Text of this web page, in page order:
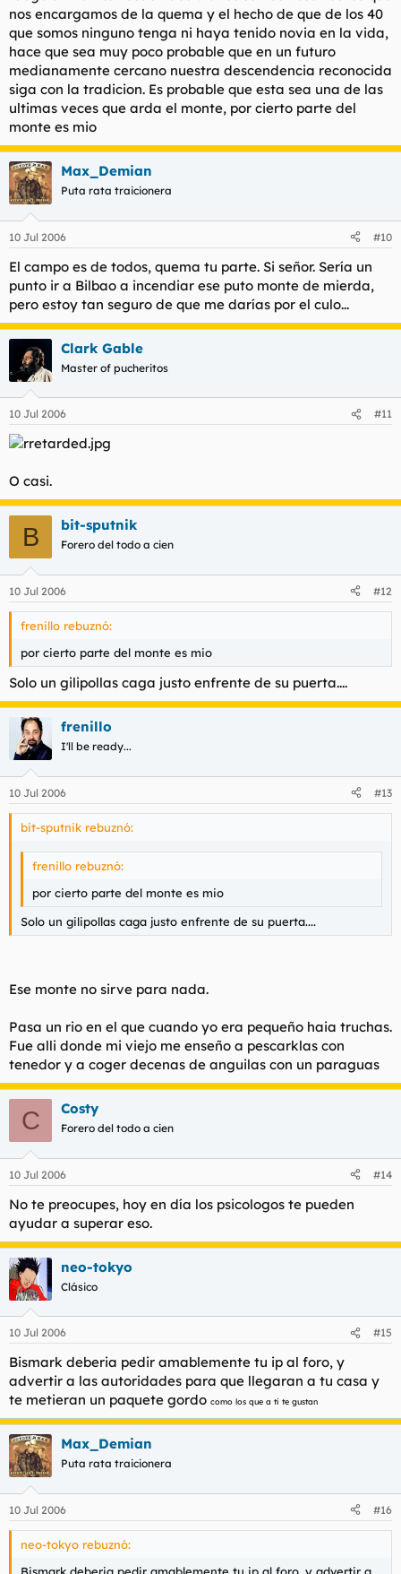
nos encargamos de la quema y el hecho de que de los 40
que somos ninguno tenga ni haya tenido novia en la vida,
hace que sea muy poco probable que en un futuro
medianamente cercano nuestra descendencia reconocida
siga con la tradicion. Es probable que esta sea una de las
ultimas veces que arda el monte, por cierto parte del
monte es mio
Max_Demian
Puta rata traicionera
10 Jul 2006 #10
El campo es de todos, quema tu parte. Si señor. Sería un
punto ir a Bilbao a incendiar ese puto monte de mierda,
pero estoy tan seguro de que me darías por el culo...
Clark Gable
Master of pucheritos
10 Jul 2006 #11
O casi.
B bit-sputnik
Forero del todo a cien
10 Jul 2006 #12
frenillo rebuznó:
por cierto parte del monte es mio
Solo un gilipollas caga justo enfrente de su puerta....
frenillo
I'll be ready...
10 Jul 2006 #13
bit-sputnik rebuznó:
frenillo rebuznó:
por cierto parte del monte es mio
Solo un gilipollas caga justo enfrente de su puerta....
Ese monte no sirve para nada.
Pasa un rio en el que cuando yo era pequeño haia truchas.
Fue alli donde mi viejo me enseño a pescarklas con
tenedor y a coger decenas de anguilas con un paraguas
C Costy
Forero del todo a cien
10 Jul 2006 #14
No te preocupes, hoy en día los psicologos te pueden
ayudar a superar eso.
neo-tokyo
Clásico
10 Jul 2006 #15
Bismark deberia pedir amablemente tu ip al foro, y
advertir a las autoridades para que llegaran a tu casa y
te metieran un paquete gordo como los que a ti te gustan
Max_Demian
Puta rata traicionera
10 Jul 2006 #16
neo-tokyo rebuznó:
Bismark deberia pedir amablemente tu ip al foro, y advertir a